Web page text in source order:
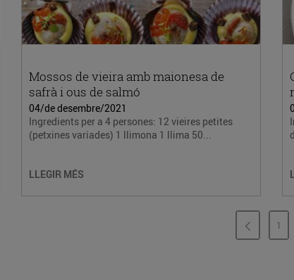
Mossos de vieira amb maionesa de
safrà i ous de salmó
04/de desembre/2021
Ingredients per a 4 persones: 12 vieires petites
(petxines variades) 1 llimona 1 llima 50...
LLEGIR MÉS
1